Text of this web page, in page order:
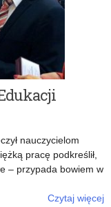
nauczycielom
pracę podkreślił,
– przypada bowiem w
Czytaj więcej